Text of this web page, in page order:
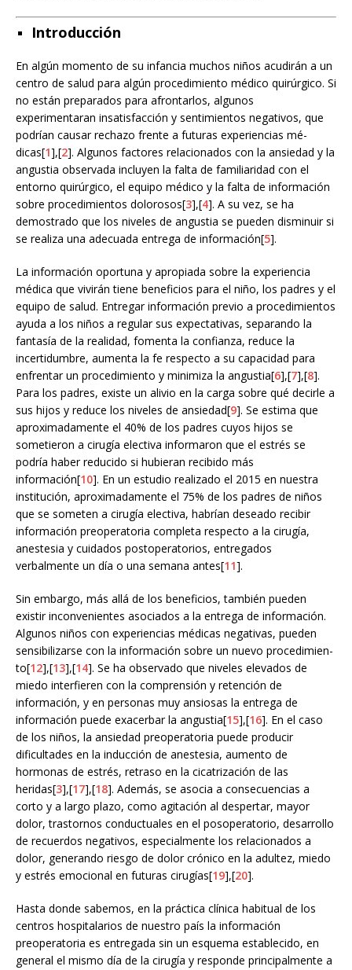
Introducción
En algún momento de su infancia muchos niños acudirán a un
centro de salud para algún procedimiento médico quirúrgico. Si
no están preparados para afrontarlos, algunos
experimentaran insatisfacción y sentimientos negativos, que
podrían causar rechazo frente a futuras experiencias mé-
dicas[1],[2]. Algunos factores relacionados con la ansiedad y la
angustia observada incluyen la falta de familiaridad con el
entorno quirúrgico, el equipo médico y la falta de información
sobre procedimientos dolorosos[3],[4]. A su vez, se ha
demostrado que los niveles de angustia se pueden disminuir si
se realiza una adecuada entrega de información[5].
La información oportuna y apropiada sobre la experiencia
médica que vivirán tiene beneficios para el niño, los padres y el
equipo de salud. Entregar información previo a procedimientos
ayuda a los niños a regular sus expectativas, separando la
fantasía de la realidad, fomenta la confianza, reduce la
incertidumbre, aumenta la fe respecto a su capacidad para
enfrentar un procedimiento y minimiza la angustia[6],[7],[8].
Para los padres, existe un alivio en la carga sobre qué decirle a
sus hijos y reduce los niveles de ansiedad[9]. Se estima que
aproximadamente el 40% de los padres cuyos hijos se
sometieron a cirugía electiva informaron que el estrés se
podría haber reducido si hubieran recibido más
información[10]. En un estudio realizado el 2015 en nuestra
institución, aproximadamente el 75% de los padres de niños
que se someten a cirugía electiva, habrían deseado recibir
información preoperatoria completa respecto a la cirugía,
anestesia y cuidados postoperatorios, entregados
verbalmente un día o una semana antes[11].
Sin embargo, más allá de los beneficios, también pueden
existir inconvenientes asociados a la entrega de información.
Algunos niños con experiencias médicas negativas, pueden
sensibilizarse con la información sobre un nuevo procedimien-
to[12],[13],[14]. Se ha observado que niveles elevados de
miedo interfieren con la comprensión y retención de
información, y en personas muy ansiosas la entrega de
información puede exacerbar la angustia[15],[16]. En el caso
de los niños, la ansiedad preoperatoria puede producir
dificultades en la inducción de anestesia, aumento de
hormonas de estrés, retraso en la cicatrización de las
heridas[3],[17],[18]. Además, se asocia a consecuencias a
corto y a largo plazo, como agitación al despertar, mayor
dolor, trastornos conductuales en el posoperatorio, desarrollo
de recuerdos negativos, especialmente los relacionados a
dolor, generando riesgo de dolor crónico en la adultez, miedo
y estrés emocional en futuras cirugías[19],[20].
Hasta donde sabemos, en la práctica clínica habitual de los
centros hospitalarios de nuestro país la información
preoperatoria es entregada sin un esquema establecido, en
general el mismo día de la cirugía y responde principalmente a